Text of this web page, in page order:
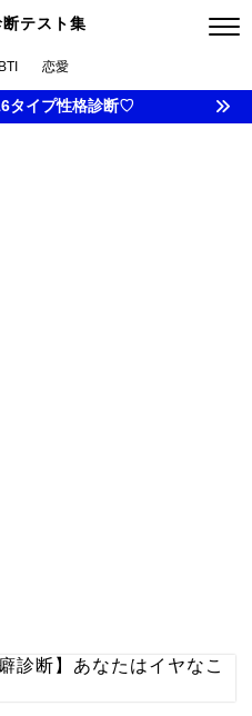
テスト集
恋愛
タイプ性格診断♡
癖診断】あなたはイヤなこ